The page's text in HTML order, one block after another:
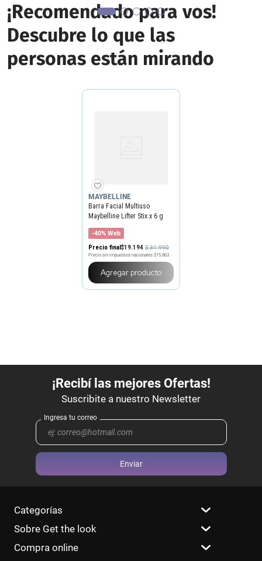
¡Recomendado para vos!
Descubre lo que las
personas están mirando
MAYBELLINE
Barra Facial Multiuso
Maybelline Lifter Stix x 6 g
-40% Web
Precio final$19.194 $31.990
Precio sin impuestos nacionales $15.863
Agregar producto
Enviar
Categorías
Sobre Get the look
Compra online